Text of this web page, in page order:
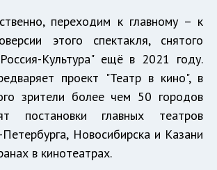
переходим к главному – к
этого спектакля, снятого
Культура" ещё в 2021 году.
проект "Театр в кино", в
зрители более чем 50 городов
постановки главных театров
Новосибирска и Казани
в кинотеатрах.